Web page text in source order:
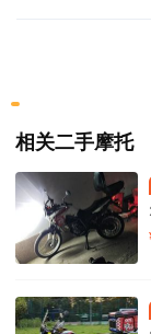
相关二手摩托